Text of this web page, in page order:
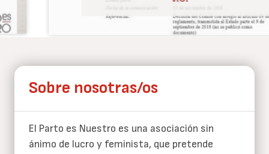
Sobre nosotras/os
El Parto es Nuestro es una asociación sin
ánimo de lucro y feminista, que pretende